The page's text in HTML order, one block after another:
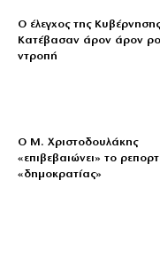
Ο έλεγχος της
Κατέβασαν άρον άρον
ντροπή
O Μ. Χριστοδουλάκης
«επιβεβαιώνει» το
«δημοκρατίας»